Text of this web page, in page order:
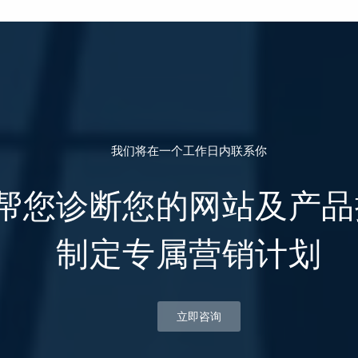
我们将在一个工作日内联系你
您诊断您的网站及产
制定专属营销计划
立即咨询